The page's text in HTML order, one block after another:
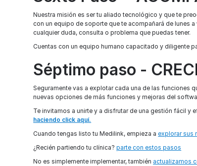
Nuestra misión es ser tu aliado tecnológico y que te
con un equipo de soporte que te acompañará de lunes
cualquier duda, consulta o problema que puedas tener.
Cuentas con un equipo humano capacitado y diligente
Séptimo paso -
Seguramente vas a explotar cada una de las funciones
nuevas opciones de más funciones y mejoras del
Te invitamos a unirte y a disfrutar de una gestión fácil y
haciendo click aquí.
Cuando tengas listo tu Medilink, empieza aexplorar sus
¿Recién partiendo tu clínica?parte con estos pasos
No es simplemente implementar, también actualizamos